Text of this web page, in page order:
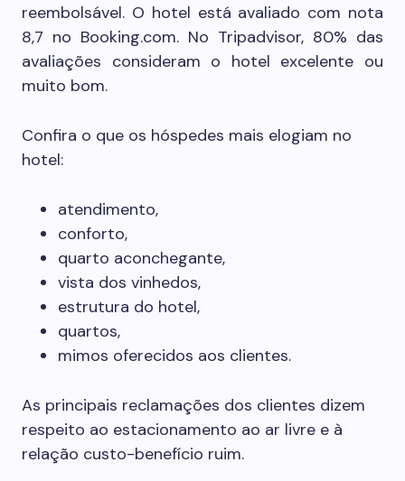
reembolsável. O hotel está avaliado com nota
8,7 no Booking.com. No Tripadvisor, 80% das
avaliações consideram o hotel excelente ou
muito bom.
Confira o que os hóspedes mais elogiam no
hotel:
atendimento,
conforto,
quarto aconchegante,
vista dos vinhedos,
estrutura do hotel,
quartos,
mimos oferecidos aos clientes.
As principais reclamações dos clientes dizem
respeito ao estacionamento ao ar livre e à
relação custo-benefício ruim.